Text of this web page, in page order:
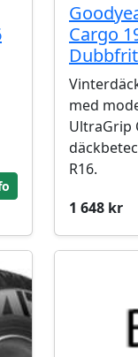
Cargo
med
UltraGrip
R16.
1 648 kr